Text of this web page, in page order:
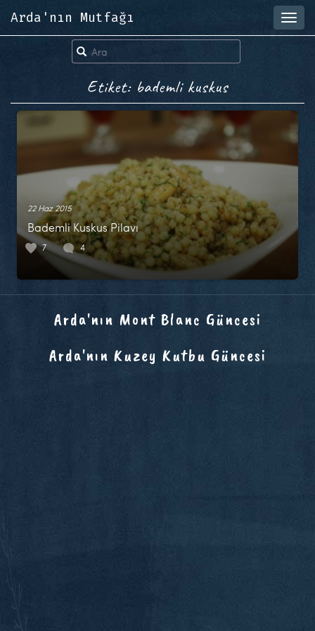
Arda'nın Mutfağı
Etiket: bademli kuskus
22 Haz 2015
Bademli Kuskus Pilavı
7 4
Arda'nın Mont Blanc Güncesi
Arda'nın Kuzey Kutbu Güncesi